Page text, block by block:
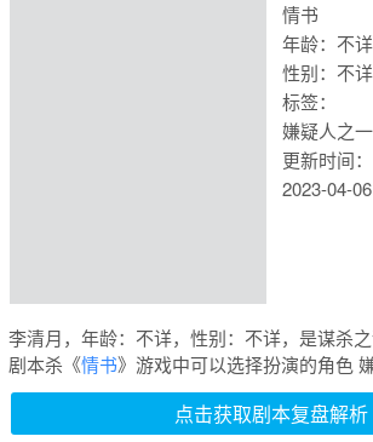
我爱剧本
情书
年龄：不详
性别：不详
标签：
嫌疑人之一
更新时间：
2023-04-06
李清月，年龄：不详，性别：不详，是谋杀
剧本杀《情书》游戏中可以选择扮演的角色
点击获取剧本复盘解析